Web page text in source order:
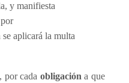
y manifiesta
se aplicará la multa
, por cada obligación a que